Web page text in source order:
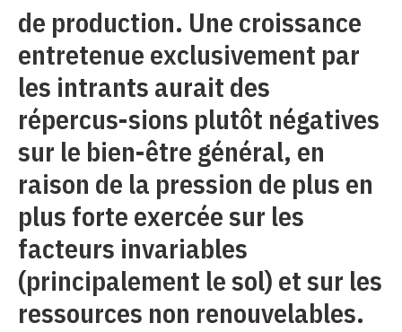
de production. Une croissance
entretenue exclusivement par
les intrants aurait des
répercus-sions plutôt négatives
sur le bien-être général, en
raison de la pression de plus en
plus forte exercée sur les
facteurs invariables
(principalement le sol) et sur les
ressources non renouvelables.